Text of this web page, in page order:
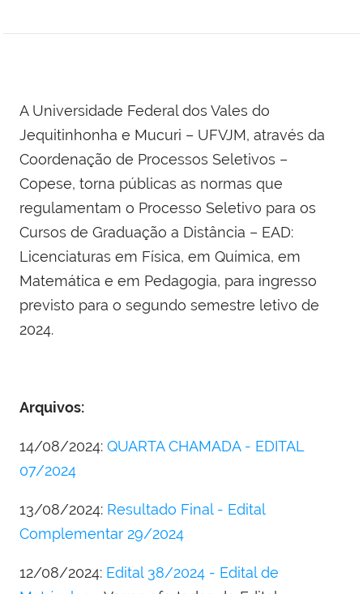
A Universidade Federal dos Vales do
Jequitinhonha e Mucuri – UFVJM, através da
Coordenação de Processos Seletivos –
Copese, torna públicas as normas que
regulamentam o Processo Seletivo para os
Cursos de Graduação a Distância – EAD:
Licenciaturas em Física, em Química, em
Matemática e em Pedagogia, para ingresso
previsto para o segundo semestre letivo de
2024.
Arquivos:
14/08/2024: QUARTA CHAMADA - EDITAL
07/2024
13/08/2024: Resultado Final - Edital
Complementar 29/2024
12/08/2024: Edital 38/2024 - Edital de